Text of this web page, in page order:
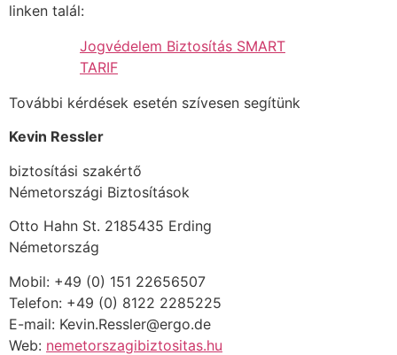
linken talál:
Jogvédelem Biztosítás SMART
TARIF
További kérdések esetén szívesen segítünk
Kevin Ressler
biztosítási szakértő
Németországi Biztosítások
Otto Hahn St. 2185435 Erding
Németország
Mobil: +49 (0) 151 22656507
Telefon: +49 (0) 8122 2285225
E-mail: Kevin.Ressler@ergo.de
Web: nemetorszagibiztositas.hu